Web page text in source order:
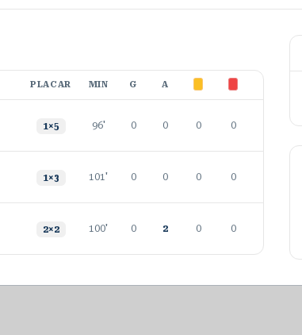
PLACAR MIN G A
1×5 96' 0 0 0 0
1×3 101' 0 0 0 0
2×2 100' 0 2 0 0